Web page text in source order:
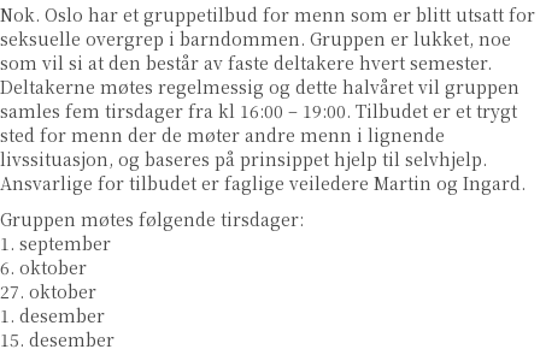
Nok. Oslo har et gruppetilbud for menn som er blitt utsatt for
seksuelle overgrep i barndommen. Gruppen er lukket, noe
som vil si at den består av faste deltakere hvert semester.
Deltakerne møtes regelmessig og dette halvåret vil gruppen
samles fem tirsdager fra kl 16:00 – 19:00. Tilbudet er et trygt
sted for menn der de møter andre menn i lignende
livssituasjon, og baseres på prinsippet hjelp til selvhjelp.
Ansvarlige for tilbudet er faglige veiledere Martin og Ingard.
Gruppen møtes følgende tirsdager:
1. september
6. oktober
27. oktober
1. desember
15. desember